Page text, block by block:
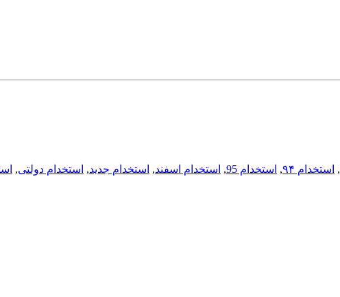
, استخدام ۹۴ , استخدام 95 , استخدام اسفند, استخدام جدید, استخدام دولتی,